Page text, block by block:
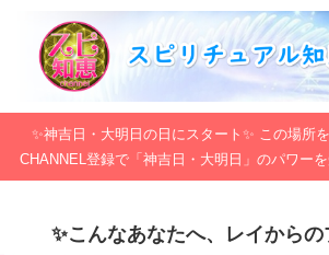
✨神吉日・大明日の日にスタート✨ この場所
CHANNEL登録で「神吉日・大明日」のパワーを
✨こんなあなたへ、レイからの